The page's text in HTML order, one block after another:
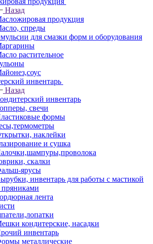
Назад
продукция
спреды
для смазки форм и оборудования
растительное
инвентарь
Назад
инвентарь
свечи
формы
наклейки
и сушка
скалки
ярусы
инвентарь для работы с мастикой
лента
кондитерские, насадки
инвентарь
металлические